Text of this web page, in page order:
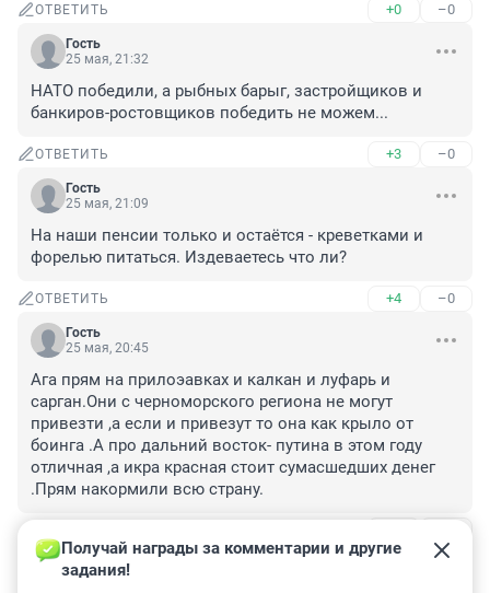
ОТВЕТИТЬ +0 –0
Гость
25 мая, 21:32
НАТО победили, а рыбных барыг, застройщиков и
банкиров-ростовщиков победить не можем...
ОТВЕТИТЬ +3 –0
Гость
25 мая, 21:09
На наши пенсии только и остаётся - креветками и
форелью питаться. Издеваетесь что ли?
ОТВЕТИТЬ +4 –0
Гость
25 мая, 20:45
Ага прям на прилоэавках и калкан и луфарь и
сарган.Они с черноморского региона не могут
привезти ,а если и привезут то она как крыло от
боинга .А про дальний восток- путина в этом году
отличная ,а икра красная стоит сумасшедших денег
.Прям накормили всю страну.
Гость
Получай награды за комментарии и другие
задания!